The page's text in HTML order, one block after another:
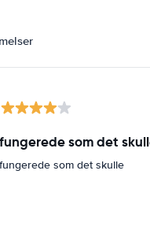
fungerede som det
fungerede som det skulle